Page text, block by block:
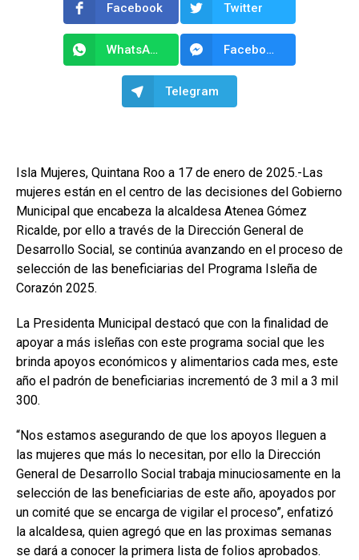
Facebook Twitter
WhatsApp Facebook Messenger
Telegram
Isla Mujeres, Quintana Roo a 17 de enero de 2025.-Las
mujeres están en el centro de las decisiones del Gobierno
Municipal que encabeza la alcaldesa Atenea Gómez
Ricalde, por ello a través de la Dirección General de
Desarrollo Social, se continúa avanzando en el proceso de
selección de las beneficiarias del Programa Isleña de
Corazón 2025.
La Presidenta Municipal destacó que con la finalidad de
apoyar a más isleñas con este programa social que les
brinda apoyos económicos y alimentarios cada mes, este
año el padrón de beneficiarias incrementó de 3 mil a 3 mil
300.
“Nos estamos asegurando de que los apoyos lleguen a
las mujeres que más lo necesitan, por ello la Dirección
General de Desarrollo Social trabaja minuciosamente en la
selección de las beneficiarias de este año, apoyados por
un comité que se encarga de vigilar el proceso”, enfatizó
la alcaldesa, quien agregó que en las proximas semanas
se dará a conocer la primera lista de folios aprobados.